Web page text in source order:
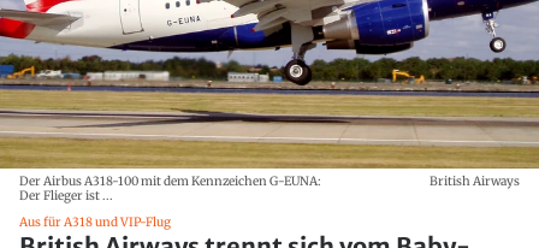
Der Airbus A318-100 mit dem Kennzeichen G-EUNA:
Der Flieger ist ...
British Airways
Aus für A318 und VIP-Flug